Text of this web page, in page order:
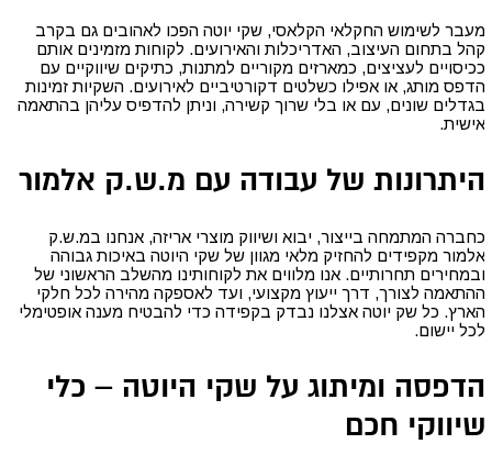
מעבר לשימוש החקלאי הקלאסי, שקי יוטה הפכו לאהובים גם בקרב
קהל בתחום העיצוב, האדריכלות והאירועים. לקוחות מזמינים אותם
ככיסויים לעציצים, כמארזים מקוריים למתנות, כתיקים שיווקיים עם
הדפס מותג, או אפילו כשלטים דקורטיביים לאירועים. השקיות זמינות
בגדלים שונים, עם או בלי שרוך קשירה, וניתן להדפיס עליהן בהתאמה
אישית.
היתרונות של עבודה עם מ.ש.ק אלמור
כחברה המתמחה בייצור, יבוא ושיווק מוצרי אריזה, אנחנו במ.ש.ק
אלמור מקפידים להחזיק מלאי מגוון של שקי היוטה באיכות גבוהה
ובמחירים תחרותיים. אנו מלווים את לקוחותינו מהשלב הראשוני של
ההתאמה לצורך, דרך ייעוץ מקצועי, ועד לאספקה מהירה לכל חלקי
הארץ. כל שק יוטה אצלנו נבדק בקפידה כדי להבטיח מענה אופטימלי
לכל יישום.
הדפסה ומיתוג על שקי היוטה – כלי
שיווקי חכם